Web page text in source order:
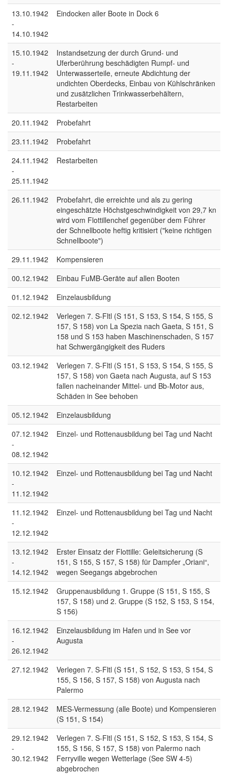
13.10.1942
-
14.10.1942
Eindocken aller Boote in Dock 6
15.10.1942
-
19.11.1942
Instandsetzung der durch Grund- und
Uferberührung beschädigten Rumpf- und
Unterwasserteile, erneute Abdichtung der
undichten Oberdecks, Einbau von Kühlschränken
und zusätzlichen Trinkwasserbehältern,
Restarbeiten
20.11.1942
Probefahrt
23.11.1942
Probefahrt
24.11.1942
-
25.11.1942
Restarbeiten
26.11.1942
Probefahrt, die erreichte und als zu gering
eingeschätzte Höchstgeschwindigkeit von 29,7 kn
wird vom Flottillenchef gegenüber dem Führer
der Schnellboote heftig kritisiert ("keine richtigen
Schnellboote")
29.11.1942
Kompensieren
00.12.1942
Einbau FuMB-Geräte auf allen Booten
01.12.1942
Einzelausbildung
02.12.1942
Verlegen 7. S-Fltl (S 151, S 153, S 154, S 155, S
157, S 158) von La Spezia nach Gaeta, S 151, S
158 und S 153 haben Maschinenschaden, S 157
hat Schwergängigkeit des Ruders
03.12.1942
Verlegen 7. S-Fltl (S 151, S 153, S 154, S 155, S
157, S 158) von Gaeta nach Augusta, auf S 153
fallen nacheinander Mittel- und Bb-Motor aus,
Schäden in See behoben
05.12.1942
Einzelausbildung
07.12.1942
-
08.12.1942
Einzel- und Rottenausbildung bei Tag und Nacht
10.12.1942
-
11.12.1942
Einzel- und Rottenausbildung bei Tag und Nacht
11.12.1942
-
12.12.1942
Einzel- und Rottenausbildung bei Tag und Nacht
13.12.1942
-
14.12.1942
Erster Einsatz der Flottille: Geleitsicherung (S
151, S 155, S 157, S 158) für Dampfer „Oriani“,
wegen Seegangs abgebrochen
15.12.1942
Gruppenausbildung 1. Gruppe (S 151, S 155, S
157, S 158) und 2. Gruppe (S 152, S 153, S 154,
S 156)
16.12.1942
-
26.12.1942
Einzelausbildung im Hafen und in See vor
Augusta
27.12.1942
Verlegen 7. S-Fltl (S 151, S 152, S 153, S 154, S
155, S 156, S 157, S 158) von Augusta nach
Palermo
28.12.1942
MES-Vermessung (alle Boote) und Kompensieren
(S 151, S 154)
29.12.1942
-
30.12.1942
Verlegen 7. S-Fltl (S 151, S 152, S 153, S 154, S
155, S 156, S 157, S 158) von Palermo nach
Ferryville wegen Wetterlage (See SW 4-5)
abgebrochen